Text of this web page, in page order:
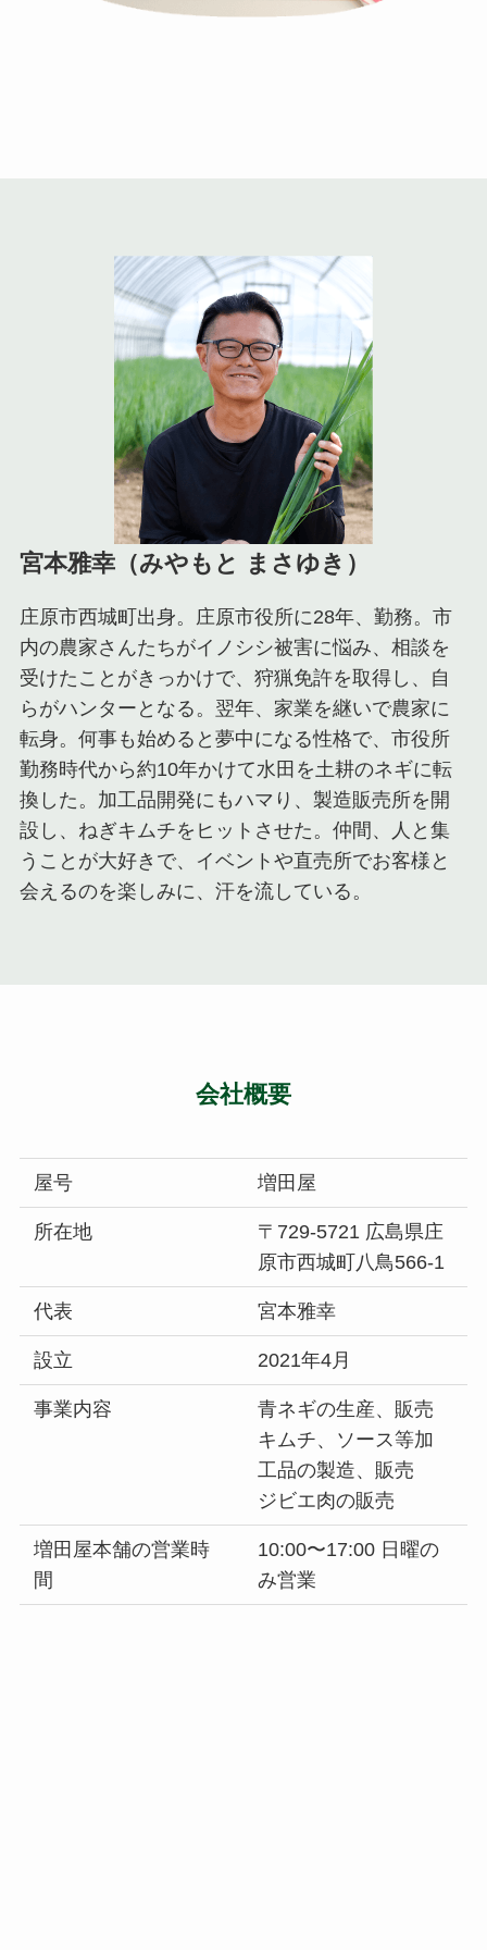
宮本雅幸（みやもと まさゆき）
庄原市西城町出身。庄原市役所に28年、勤務。市
内の農家さんたちがイノシシ被害に悩み、相談を
受けたことがきっかけで、狩猟免許を取得し、自
らがハンターとなる。翌年、家業を継いで農家に
転身。何事も始めると夢中になる性格で、市役所
勤務時代から約10年かけて水田を土耕のネギに転
換した。加工品開発にもハマり、製造販売所を開
設し、ねぎキムチをヒットさせた。仲間、人と集
うことが大好きで、イベントや直売所でお客様と
会えるのを楽しみに、汗を流している。
会社概要
屋号 増田屋
所在地
〒729-5721 広島県庄
原市西城町八鳥566-1
代表 宮本雅幸
設立 2021年4月
事業内容
青ネギの生産、販売
キムチ、ソース等加
工品の製造、販売
ジビエ肉の販売
増田屋本舗の営業時
間
10:00〜17:00 日曜の
み営業